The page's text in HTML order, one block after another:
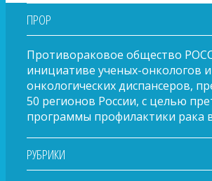
ПРОР
Противораковое общество
инициативе ученых-онкологов
онкологических диспансеров,
50 регионов России, с целью
программы профилактики рака
РУБРИКИ